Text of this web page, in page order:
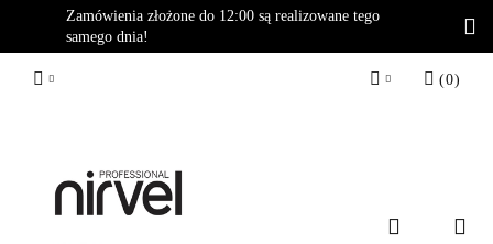
Zamówienia złożone do 12:00 są realizowane tego
samego dnia!
(0)